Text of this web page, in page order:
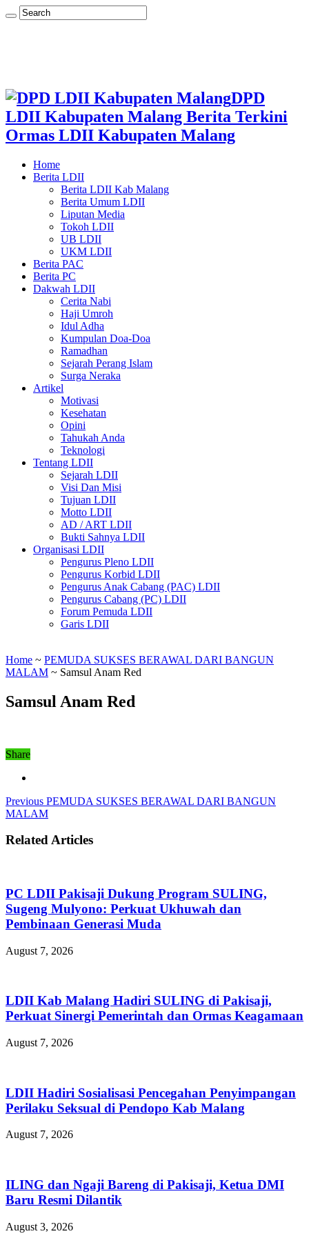
DPD
LDII Kabupaten Malang Berita Terkini
Ormas LDII Kabupaten Malang
Home
Berita LDII
Berita LDII Kab Malang
Berita Umum LDII
Liputan Media
Tokoh LDII
UB LDII
UKM LDII
Berita PAC
Berita PC
Dakwah LDII
Cerita Nabi
Haji Umroh
Idul Adha
Kumpulan Doa-Doa
Ramadhan
Sejarah Perang Islam
Surga Neraka
Artikel
Motivasi
Kesehatan
Opini
Tahukah Anda
Teknologi
Tentang LDII
Sejarah LDII
Visi Dan Misi
Tujuan LDII
Motto LDII
AD / ART LDII
Bukti Sahnya LDII
Organisasi LDII
Pengurus Pleno LDII
Pengurus Korbid LDII
Pengurus Anak Cabang (PAC) LDII
Pengurus Cabang (PC) LDII
Forum Pemuda LDII
Garis LDII
Home ~ PEMUDA SUKSES BERAWAL DARI BANGUN
MALAM ~ Samsul Anam Red
Samsul Anam Red
Share
Previous PEMUDA SUKSES BERAWAL DARI BANGUN
MALAM
Related Articles
PC LDII Pakisaji Dukung Program SULING,
Sugeng Mulyono: Perkuat Ukhuwah dan
Pembinaan Generasi Muda
August 7, 2026
LDII Kab Malang Hadiri SULING di Pakisaji,
Perkuat Sinergi Pemerintah dan Ormas Keagamaan
August 7, 2026
LDII Hadiri Sosialisasi Pencegahan Penyimpangan
Perilaku Seksual di Pendopo Kab Malang
August 7, 2026
ILING dan Ngaji Bareng di Pakisaji, Ketua DMI
Baru Resmi Dilantik
August 3, 2026